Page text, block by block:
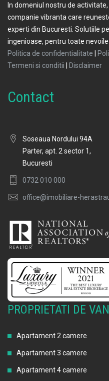
In domeniul nostru de
companie vibranta care
experti din Bucuresti. Solutiile
ingenioase, pentru toate
Politica de confidentialitate
Termeni si conditii
Disclaimer
Contact
Soseaua Nordului 94A
Parter, apt. 2 sector 1,
Bucuresti
0732 010 000
office@imobiliare-
PROPRIETATI DE
Apartament 2 camere
Apartament 3 camere
Apartament 4 camere